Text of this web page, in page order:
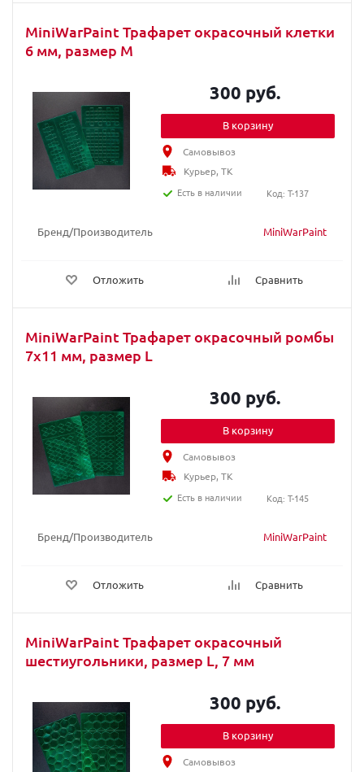
MiniWarPaint Трафарет окрасочный клетки
6 мм, размер М
Бренд/Производитель MiniWarPaint
Отложить Сравнить
300 руб.
В корзину
Самовывоз
Курьер, ТК
Есть в наличии
Код: T-137
MiniWarPaint Трафарет окрасочный ромбы
7х11 мм, размер L
Бренд/Производитель MiniWarPaint
Отложить Сравнить
300 руб.
В корзину
Самовывоз
Курьер, ТК
Есть в наличии
Код: T-145
MiniWarPaint Трафарет окрасочный
шестиугольники, размер L, 7 мм
300 руб.
В корзину
Самовывоз